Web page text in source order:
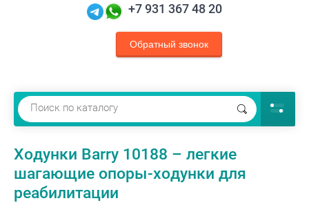
+7 931 367 48 20
Обратный звонок
Ходунки Barry 10188 – легкие
шагающие опоры-ходунки для
реабилитации